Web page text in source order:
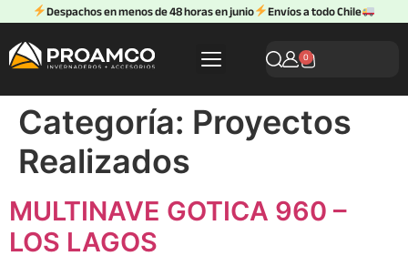
Despachos en menos de 48 horas en junio Envíos a todo Chile
0
Categoría: Proyectos
Realizados
MULTINAVE GOTICA 960 –
LOS LAGOS